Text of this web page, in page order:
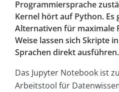
Programmiersprache
Kernel hört auf Python. Es
Alternativen für maximale
Weise lassen sich Skripte
Sprachen direkt ausführen.
Das Jupyter Notebook ist
Arbeitstool für